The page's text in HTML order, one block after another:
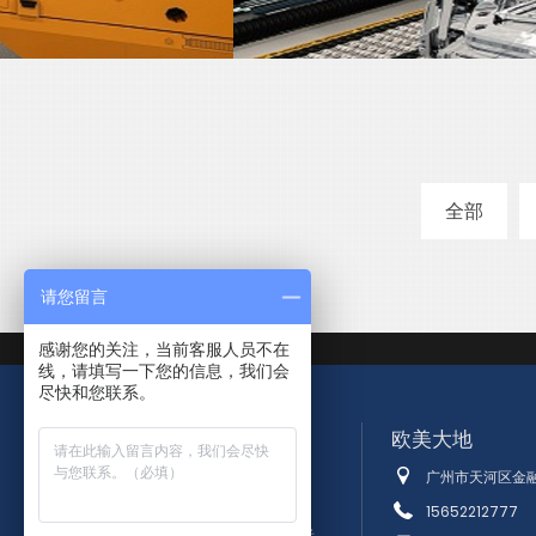
全部
欧美大地
广州市天河区金
15652212777
请您留言
感谢您的关注，当前客服人员不在
线，请填写一下您的信息，我们会
尽快和您联系。